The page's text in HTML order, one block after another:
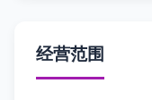
经营范围